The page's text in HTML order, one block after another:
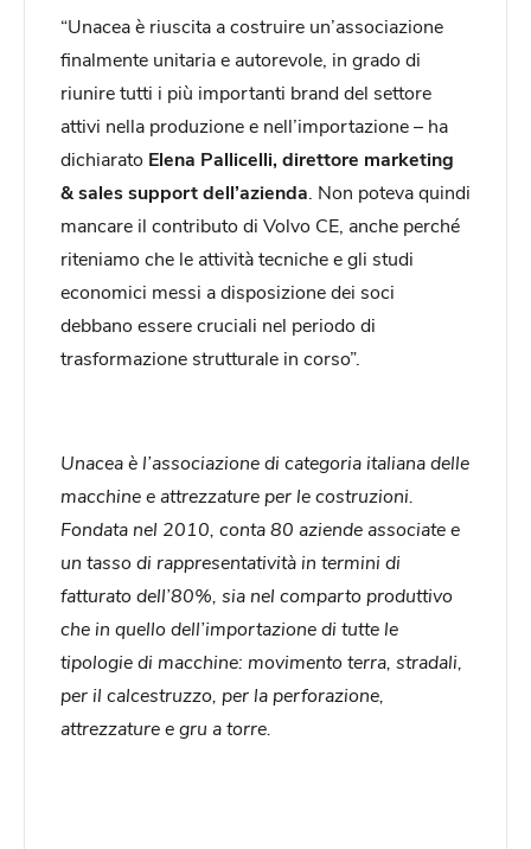
“Unacea è riuscita a costruire un’associazione
finalmente unitaria e autorevole, in grado di
riunire tutti i più importanti brand del settore
attivi nella produzione e nell’importazione – ha
dichiarato Elena Pallicelli, direttore marketing
& sales support dell’azienda . Non poteva quindi
mancare il contributo di Volvo CE, anche perché
riteniamo che le attività tecniche e gli studi
economici messi a disposizione dei soci
debbano essere cruciali nel periodo di
trasformazione strutturale in corso”.
Unacea è l’associazione di categoria italiana delle
macchine e attrezzature per le costruzioni.
Fondata nel 2010, conta 80 aziende associate e
un tasso di rappresentatività in termini di
fatturato dell’80%, sia nel comparto produttivo
che in quello dell’importazione di tutte le
tipologie di macchine: movimento terra, stradali,
per il calcestruzzo, per la perforazione,
attrezzature e gru a torre.